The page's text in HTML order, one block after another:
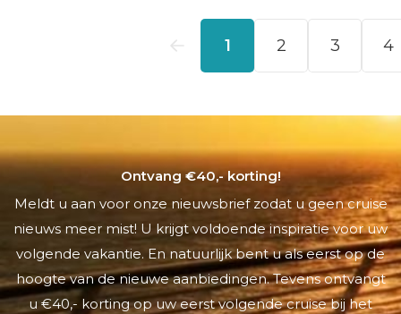
Ontvang €40,- korting!
Meldt u aan voor onze nieuwsbrief zodat u geen cruise
nieuws meer mist! U krijgt voldoende inspiratie voor uw
volgende vakantie. En natuurlijk bent u als eerst op de
hoogte van de nieuwe aanbiedingen. Tevens ontvangt
u €40,- korting op uw eerst volgende cruise bij het